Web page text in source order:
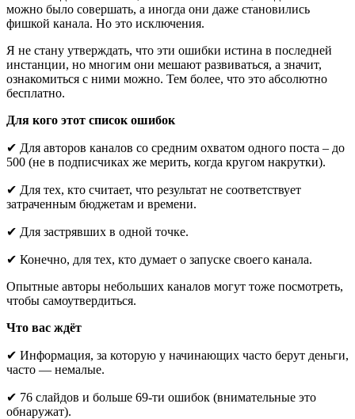
можно было совершать, а иногда они даже становились
фишкой канала. Но это исключения.
Я не стану утверждать, что эти ошибки истина в последней
инстанции, но многим они мешают развиваться, а значит,
ознакомиться с ними можно. Тем более, что это абсолютно
бесплатно.
Для кого этот список ошибок
✔ Для авторов каналов со средним охватом одного поста – до
500 (не в подписчиках же мерить, когда кругом накрутки).
✔ Для тех, кто считает, что результат не соответствует
затраченным бюджетам и времени.
✔ Для застрявших в одной точке.
✔ Конечно, для тех, кто думает о запуске своего канала.
Опытные авторы небольших каналов могут тоже посмотреть,
чтобы самоутвердиться.
Что вас ждёт
✔ Информация, за которую у начинающих часто берут деньги,
часто — немалые.
✔ 76 слайдов и больше 69-ти ошибок (внимательные это
обнаружат).